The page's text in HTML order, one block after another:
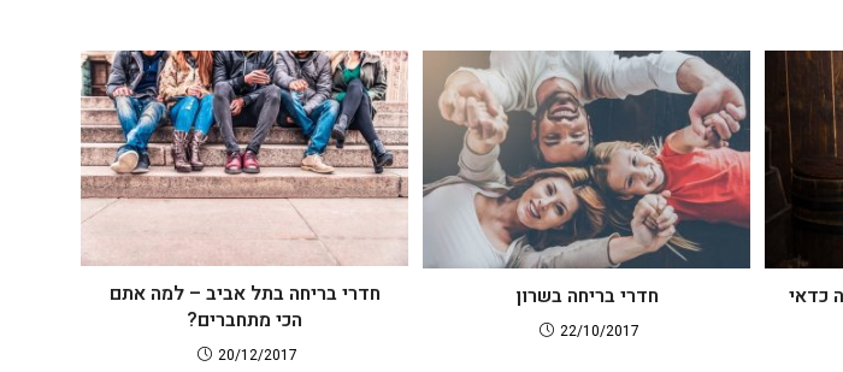
חדרי בריחה בתל אביב – למה אתם
הכי מתחברים?
20/12/2017
חדרי בריחה בשרון
22/10/2017
כדאי